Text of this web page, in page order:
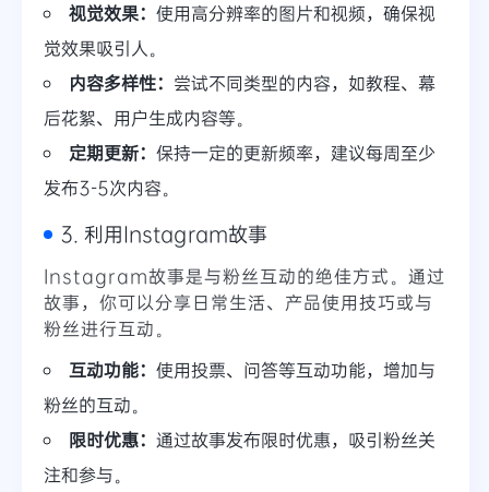
视觉效果： 使用高分辨率的图片和视频，确保视
觉效果吸引人。
内容多样性： 尝试不同类型的内容，如教程、幕
后花絮、用户生成内容等。
定期更新： 保持一定的更新频率，建议每周至少
发布3-5次内容。
3. 利用Instagram故事
Instagram故事是与粉丝互动的绝佳方式。通过
故事，你可以分享日常生活、产品使用技巧或与
粉丝进行互动。
互动功能： 使用投票、问答等互动功能，增加与
粉丝的互动。
限时优惠： 通过故事发布限时优惠，吸引粉丝关
注和参与。